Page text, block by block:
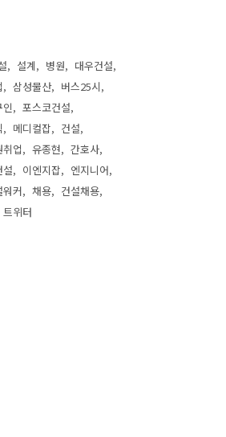
설계 병원
대우건설
삼성물산
버스25시
포스코건설
메디컬잡
건설
취업 유종현
간호사
설 이엔지잡
엔지니어
워커 채용
건설채용
트위터